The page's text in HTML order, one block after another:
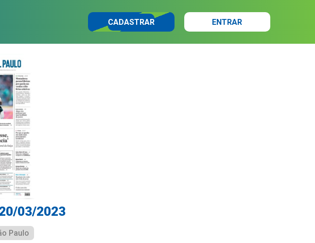
CADASTRAR ENTRAR
03/2023
Paulo